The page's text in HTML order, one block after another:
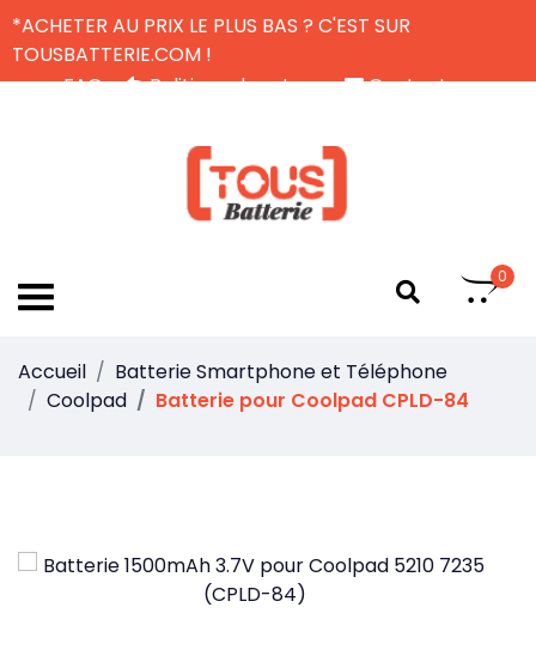
*ACHETER AU PRIX LE PLUS BAS ? C'EST SUR
TOUSBATTERIE.COM !
FAQ
Politique de retour
Contactez-nous
0
Accueil
Batterie Smartphone et Téléphone
Coolpad
Batterie pour Coolpad CPLD-84